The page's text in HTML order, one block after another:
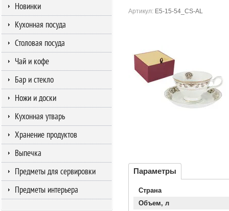
Артикул:E5-15-54_CS-AL
Параметры
Страна
Объем, л
Новинки
Кухонная посуда
Столовая посуда
Чай и кофе
Бар и стекло
Ножи и доски
Кухонная утварь
Хранение продуктов
Выпечка
Предметы для сервировки
Предметы интерьера